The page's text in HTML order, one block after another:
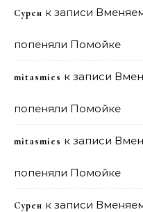
Сурен к записи
попеняли Помойке
mitasmies к записи
попеняли Помойке
mitasmies к записи
попеняли Помойке
Сурен к записи